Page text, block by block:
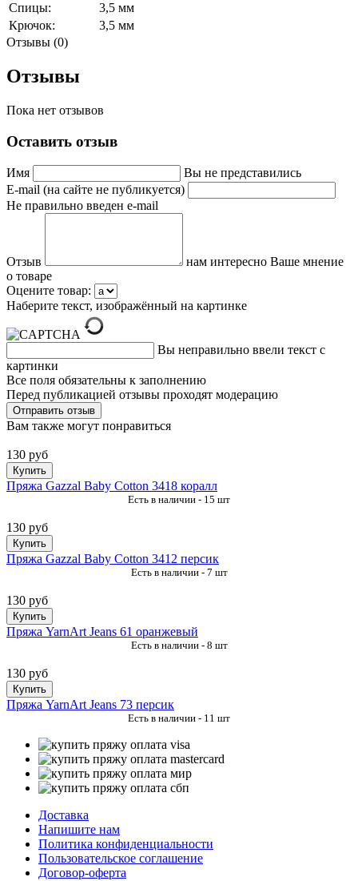
Спицы:
3,5 мм
Крючок:
3,5 мм
Отзывы (0)
Отзывы
Пока нет отзывов
Оставить отзыв
Имя
Вы не представились
E-mail (на сайте не публикуется)
Не правильно введен e-mail
Отзыв
нам интересно Ваше мнение
о товаре
Оцените товар:
Наберите текст, изображённый на картинке
Вы неправильно ввели текст с
картинки
Все поля обязательны к заполнению
Перед публикацией отзывы проходят модерацию
Вам также могут понравиться
130 руб
Купить
Пряжа Gazzal Baby Cotton 3418 коралл
Есть в наличии - 15 шт
130 руб
Купить
Пряжа Gazzal Baby Cotton 3412 персик
Есть в наличии - 7 шт
130 руб
Купить
Пряжа YarnArt Jeans 61 оранжевый
Есть в наличии - 8 шт
130 руб
Купить
Пряжа YarnArt Jeans 73 персик
Есть в наличии - 11 шт
Доставка
Напишите нам
Политика конфиденциальности
Пользовательское соглашение
Договор-оферта